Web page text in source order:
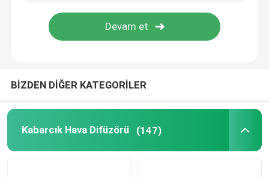
Statik mikser
BİZDEN DİĞER KATEGORİLER
Kabarcık Hava Difüzörü (147)